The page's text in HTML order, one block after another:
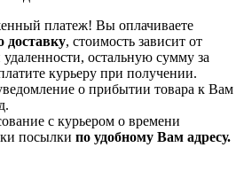
платеж! Вы оплачиваете
доставку, стоимость зависит от
остальную сумму за
курьеру при получении.
о прибытии товара к Вам
с курьером о времени
посылки по удобному Вам адресу.